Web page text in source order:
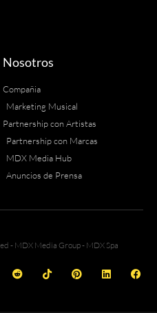
Nosotros
Compañia
Marketing Musical
Partnership con Artistas
Partnership con Marcas
MDX Media Hub
Anuncios de Prensa
- MDX Media Group - MDX Spa